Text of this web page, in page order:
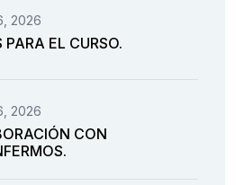
2026
PARA EL CURSO.
2026
CON